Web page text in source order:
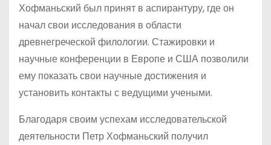
Хофманьский был принят в аспирантуру, где он
начал свои исследования в области
древнегреческой филологии. Стажировки и
научные конференции в Европе и США позволили
ему показать свои научные достижения и
установить контакты с ведущими учеными.
Благодаря своим успехам исследовательской
деятельности Петр Хофманьский получил